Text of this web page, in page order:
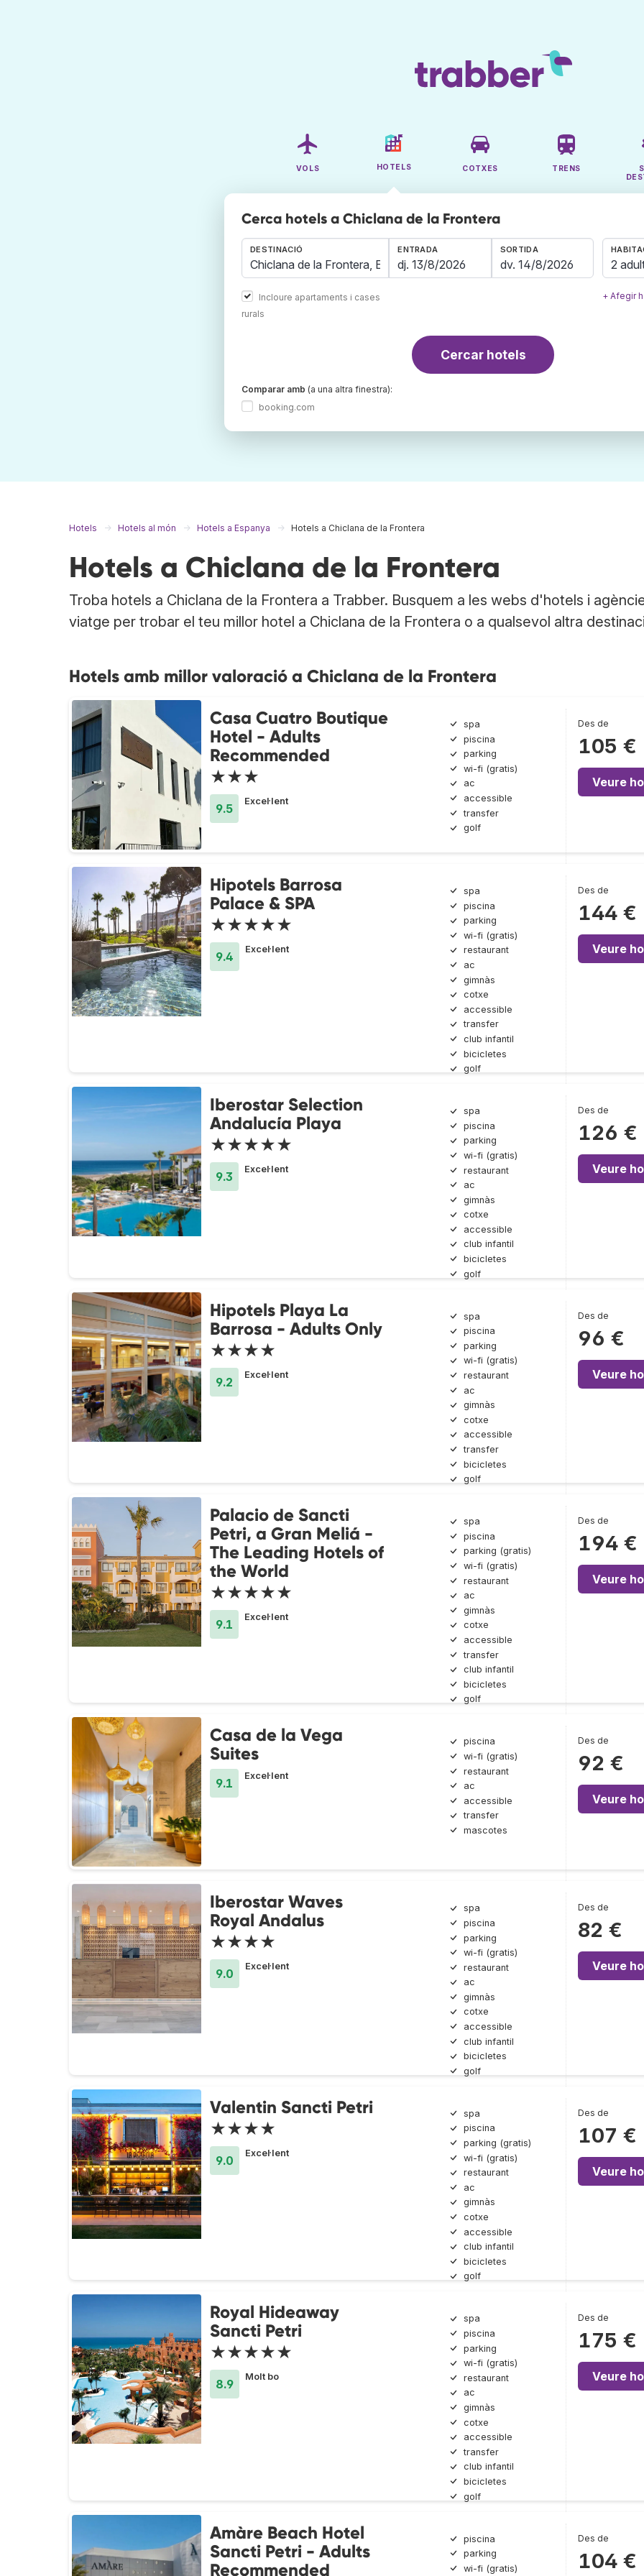
VOLS HOTELS COTXES TRENS
Cerca hotels a Chiclana de la Frontera
DESTINACIÓ
Incloure apartaments i cases
rurals
ENTRADA SORTIDA
2
+ Afegir
Cercar hotels
Comparar amb (a una altra finestra):
booking.com
Hotels Hotels al món Hotels a Espanya Hotels a Chiclana de la Frontera
Hotels a Chiclana de la Frontera
Troba hotels a Chiclana de la Frontera a Trabber. Busquem a les webs d'hotels i
viatge per trobar el teu millor hotel a Chiclana de la Frontera o a qualsevol altra
Hotels amb millor valoració a Chiclana de la Frontera
Casa Cuatro Boutique
Hotel - Adults
Recommended
★★★
9.5
Excel·lent
spa
piscina
parking
wi-fi (gratis)
ac
accessible
transfer
golf
Des de
105 €
Veure
Hipotels Barrosa
Palace & SPA
★★★★★
9.4
Excel·lent
spa
piscina
parking
wi-fi (gratis)
restaurant
ac
gimnàs
cotxe
accessible
transfer
club infantil
bicicletes
golf
Des de
144 €
Veure
Iberostar Selection
Andalucía Playa
★★★★★
9.3
Excel·lent
spa
piscina
parking
wi-fi (gratis)
restaurant
ac
gimnàs
cotxe
accessible
club infantil
bicicletes
golf
Des de
126 €
Veure
Hipotels Playa La
Barrosa - Adults Only
★★★★
9.2
Excel·lent
spa
piscina
parking
wi-fi (gratis)
restaurant
ac
gimnàs
cotxe
accessible
transfer
bicicletes
golf
Des de
96 €
Veure
Palacio de Sancti
Petri, a Gran Meliá -
The Leading Hotels of
the World
★★★★★
9.1
Excel·lent
spa
piscina
parking (gratis)
wi-fi (gratis)
restaurant
ac
gimnàs
cotxe
accessible
transfer
club infantil
bicicletes
golf
Des de
194 €
Veure
Casa de la Vega
Suites
9.1
Excel·lent
piscina
wi-fi (gratis)
restaurant
ac
accessible
transfer
mascotes
Des de
92 €
Veure
Iberostar Waves
Royal Andalus
★★★★
9.0
Excel·lent
spa
piscina
parking
wi-fi (gratis)
restaurant
ac
gimnàs
cotxe
accessible
club infantil
bicicletes
golf
Des de
82 €
Veure
Valentin Sancti Petri
★★★★
9.0
Excel·lent
spa
piscina
parking (gratis)
wi-fi (gratis)
restaurant
ac
gimnàs
cotxe
accessible
club infantil
bicicletes
golf
Des de
107 €
Veure
Royal Hideaway
Sancti Petri
★★★★★
8.9
Molt bo
spa
piscina
parking
wi-fi (gratis)
restaurant
ac
gimnàs
cotxe
accessible
transfer
club infantil
bicicletes
golf
Des de
175 €
Veure
Amàre Beach Hotel
Sancti Petri - Adults
Recommended
piscina
parking
wi-fi (gratis)
Des de
104 €